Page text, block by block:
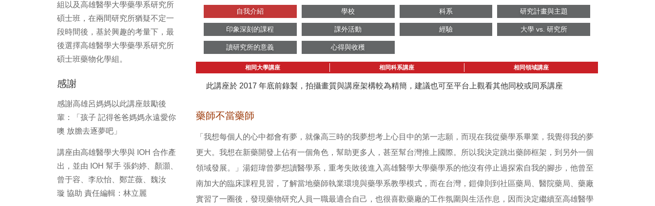
組以及高雄醫學大學藥學系研究所
碩士班，在兩間研究所猶疑不定一
段時間後，基於興趣的考量下，最
後選擇高雄醫學大學藥學系研究所
碩士班藥物化學組。
感謝
感謝高雄呂媽媽以此講座鼓勵後
輩：「孩子 記得爸爸媽媽永遠愛你
噢 放膽去逐夢吧」
講座由高雄醫學大學與 IOH 合作產
出，並由 IOH 幫手 張鈞婷、顏灝、
曾于容、李欣怡、鄭芷薇、魏汝
璇 協助 責任編輯：林立麗
自我介紹 學校 科系 研究計畫與主題
印象深刻的課程 課外活動 經驗 大學 vs. 研究所
讀研究所的意義 心得與收穫
相同大學講座 相同科系講座 相同領域講座
此講座於 2017 年底前錄製，拍攝畫質與講座架構較為精簡，建議也可至平台上觀看其他同校或同系講座
藥師不當藥師
「我想每個人的心中都會有夢，就像高三時的我夢想考上心目中的第一志願，而現在我從藥學系畢業，我覺得我的夢
更大。我想在新藥開發上佔有一個角色，幫助更多人，甚至幫台灣推上國際。所以我決定跳出藥師框架，到另外一個
領域發展。」湯鎧瑋曾夢想讀醫學系，重考失敗後進入高雄醫學大學藥學系的他沒有停止過探索自我的腳步，他曾至
南加大的臨床課程見習，了解當地藥師執業環境與藥學系教學模式，而在台灣，鎧偉則到社區藥局、醫院藥局、藥廠
實習了一圈後，發現藥物研究人員一職最適合自己，也很喜歡藥廠的工作氛圍與生活作息，因而決定繼續至高雄醫學